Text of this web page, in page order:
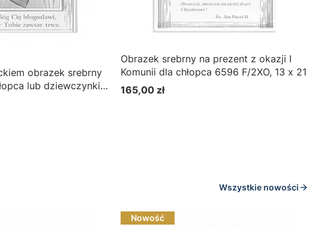
obrazek srebrny
lub dziewczynki
Obrazek srebrny na prezent z okazji I
Komunii dla chłopca 6596 F/2XO, 13 x 21
Cena
165,00 zł
Wszystkie nowości
Nowość